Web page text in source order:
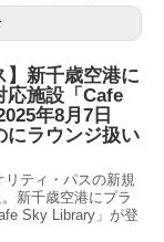
】新千歳空港に
応施設「Cafe
年8月7日
ラウンジ扱い
ティ・パスの新規
新千歳空港にプラ
Sky Library」が登